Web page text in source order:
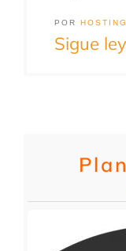
POR HOSTING
Sigue